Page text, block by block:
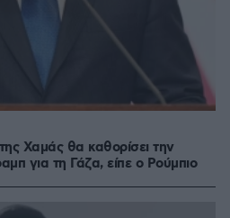
Χαμάς θα καθορίσει την
για τη Γάζα, είπε ο Ρούμπιο